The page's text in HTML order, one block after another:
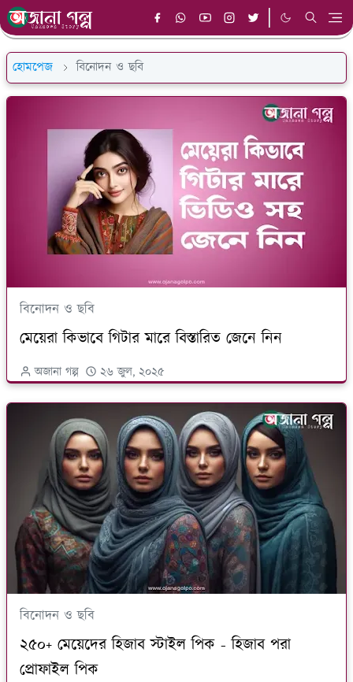
হোমপেজ বিনোদন ও ছবি
বিনোদন ও ছবি
মেয়েরা কিভাবে গিটার মারে বিস্তারিত জেনে নিন
অজানা গল্প ২৬ জুল, ২০২৫
বিনোদন ও ছবি
২৫০+ মেয়েদের হিজাব স্টাইল পিক - হিজাব পরা
প্রোফাইল পিক